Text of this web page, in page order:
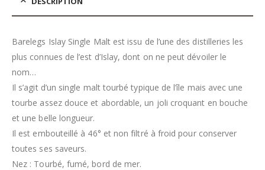
Barelegs Islay Single Malt est issu de l’une des distilleries les
plus connues de l’est d’Islay, dont on ne peut dévoiler le
nom…
Il s’agit d’un single malt tourbé typique de l’île mais avec une
tourbe assez douce et abordable, un joli croquant en bouche
et une belle longueur.
Il est embouteillé à 46° et non filtré à froid pour conserver
toutes ses saveurs.
Nez : Tourbé, fumé, bord de mer.